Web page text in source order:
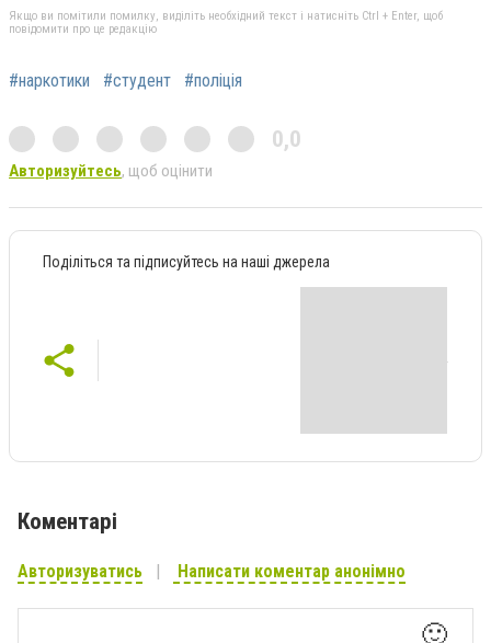
Якщо ви помітили помилку, виділіть необхідний текст і натисніть Ctrl + Enter, щоб
повідомити про це редакцію
#наркотики #студент #поліція
0,0
Авторизуйтесь, щоб оцінити
Поділіться та підписуйтесь на наші джерела
Коментарі
Авторизуватись Написати коментар анонімно
🙂